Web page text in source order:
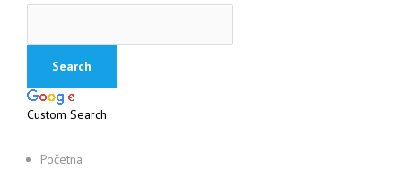
Custom Search
Početna